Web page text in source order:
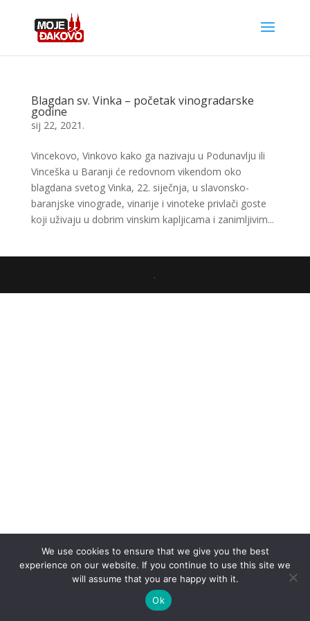
Blagdan sv. Vinka – početak vinogradarske
godine
sij 22, 2021.
Vincekovo, Vinkovo kako ga nazivaju u Podunavlju ili
Vinceška u Baranji će redovnom vikendom oko
blagdana svetog Vinka, 22. siječnja, u slavonsko-
baranjske vinograde, vinarije i vinoteke privlači goste
koji uživaju u dobrim vinskim kapljicama i zanimljivim...
.
We use cookies to ensure that we give you the best
experience on our website. If you continue to use this site we
will assume that you are happy with it.
Ok